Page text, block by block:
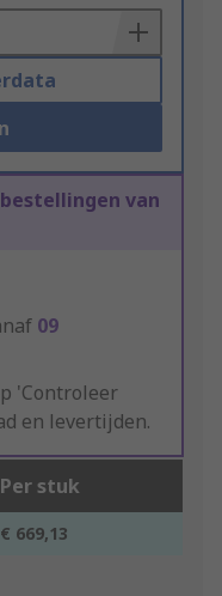
van
09
'Controleer
en levertijden.
Per stuk
€ 669,13